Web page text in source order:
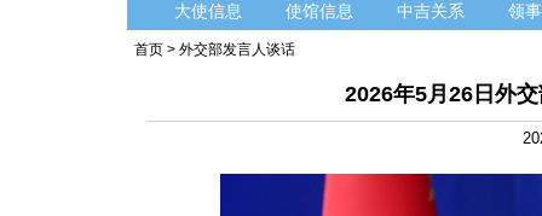
大使信息 使馆信息 中吉关系 领
首页 > 外交部发言人谈话
2026年5月26日外